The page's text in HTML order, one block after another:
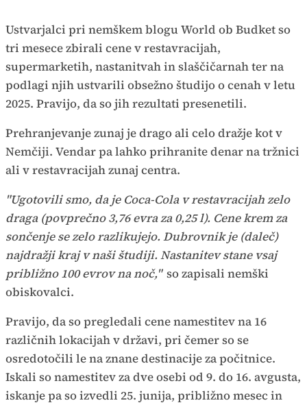
Ustvarjalci pri nemškem blogu World ob Budket so
tri mesece zbirali cene v restavracijah,
supermarketih, nastanitvah in slaščičarnah ter na
podlagi njih ustvarili obsežno študijo o cenah v letu
2025. Pravijo, da so jih rezultati presenetili.
Prehranjevanje zunaj je drago ali celo dražje kot v
Nemčiji. Vendar pa lahko prihranite denar na tržnici
ali v restavracijah zunaj centra.
"Ugotovili smo, da je Coca-Cola v restavracijah zelo
draga (povprečno 3,76 evra za 0,25 l). Cene krem za
sončenje se zelo razlikujejo. Dubrovnik je (daleč)
najdražji kraj v naši študiji. Nastanitev stane vsaj
približno 100 evrov na noč," so zapisali nemški
obiskovalci.
Pravijo, da so pregledali cene namestitev na 16
različnih lokacijah v državi, pri čemer so se
osredotočili le na znane destinacije za počitnice.
Iskali so namestitev za dve osebi od 9. do 16. avgusta,
iskanje pa so izvedli 25. junija, približno mesec in